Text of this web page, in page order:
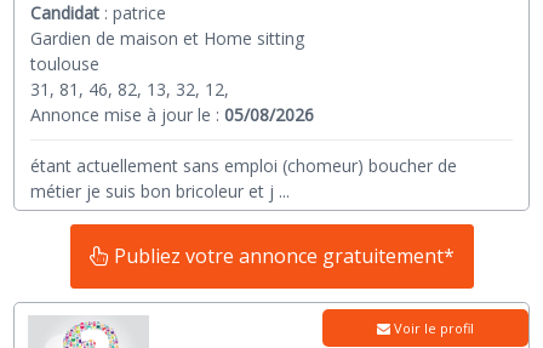
Candidat :patrice
Gardien de maison et Home sitting
toulouse
31, 81, 46, 82, 13, 32, 12,
Annonce mise à jour le :05/08/2026
étant actuellement sans emploi (chomeur) boucher de
métier je suis bon bricoleur et j ...
Publiez votre annonce gratuitement*
Voir le profil